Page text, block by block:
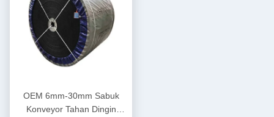
OEM 6mm-30mm Sabuk
Konveyor Tahan Dingin